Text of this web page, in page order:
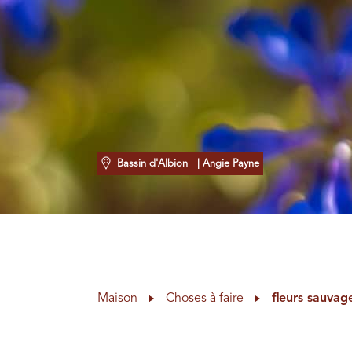
Bassin d'Albion | Angie Payne
Maison Choses à faire fleurs